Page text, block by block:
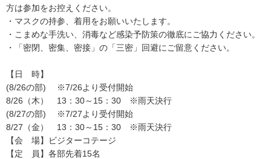
方は参加をお控えください。
・マスクの持参、着用をお願いいたします。
・こまめな手洗い、消毒など感染予防策の徹底にご協力ください。
・「密閉、密集、密接」の「三密」回避にご留意ください。
【日 時】
(8/26の部) ※7/26より受付開始
8/26（木） 13：30～15：30 ※雨天決行
(8/27の部) ※7/27より受付開始
8/27（金） 13：30～15：30 ※雨天決行
【会 場】ビジターコテージ
【定 員】各部先着15名